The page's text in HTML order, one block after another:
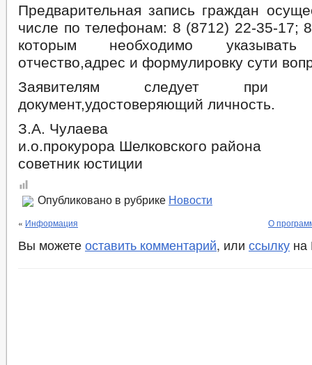
Предварительная запись граждан
числе по телефонам: 8 (8712) 22-35-17;
которым необходимо
отчество,адрес и формулировку сути
Заявителям следует при
документ,удостоверяющий личность.
З.А. Чулаева
и.о.прокурора Шелковского района
советник юстиции
Опубликовано в рубрике Новости
« Информация О
Вы можете оставить комментарий, или ссылку на